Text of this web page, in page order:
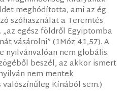
meghódította, ami az ég
szóhasználat a Teremtés
egész földről Egyiptomba
vásárolni” (1Móz 41,57). A
nyilvánvalóan nem globális.
beszél, az akkor ismert
nem mentek
Kínából sem.)